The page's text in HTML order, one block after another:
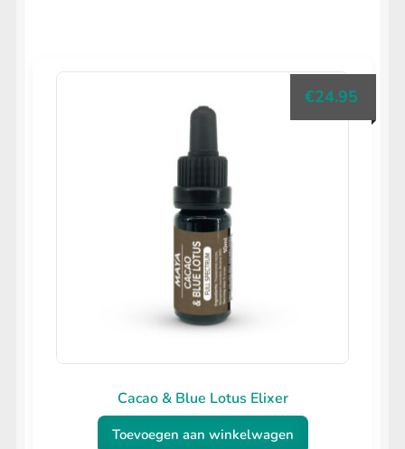
Cacao & Blue Lotus Elixer
€24.95
Toevoegen aan winkelwagen